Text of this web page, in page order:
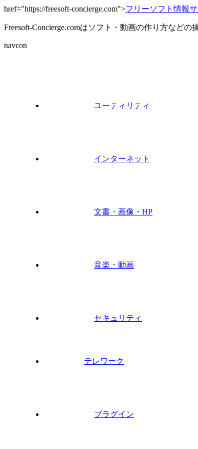
href="https://freesoft-concierge.com">フリーソフト情報サ
Freesoft-Concierge.comはソフト・動画の作り方など
navcon
ユーティリティ
インターネット
文書・画像・HP
音楽・動画
セキュリティ
テレワーク
プラグイン